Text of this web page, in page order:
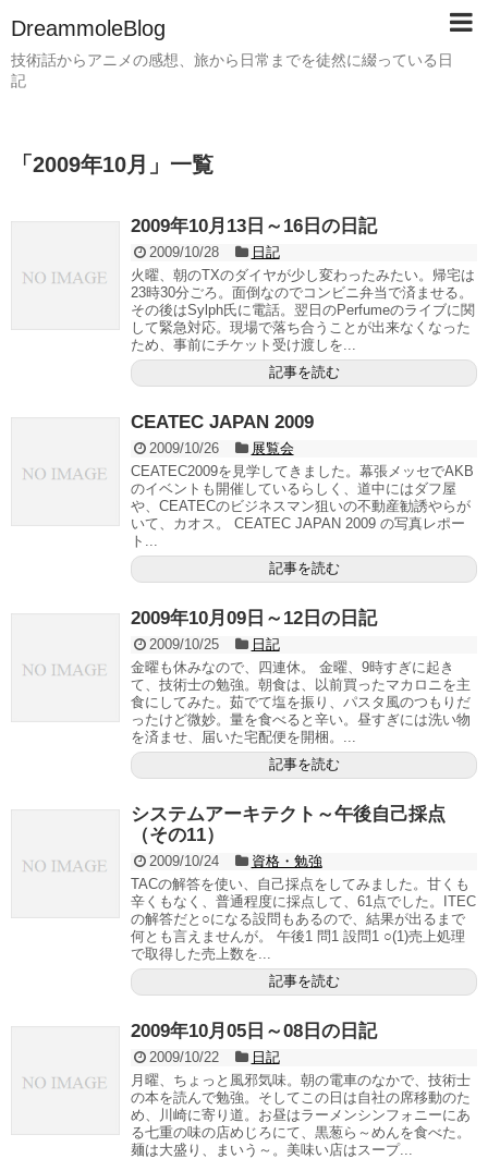
DreammoleBlog
技術話からアニメの感想、旅から日常までを徒然に綴っている日
記
「 2009年10月 」 一覧
2009年10月13日～16日の日記
2009/10/28
日記
火曜、朝のTXのダイヤが少し変わったみたい。帰宅は
23時30分ごろ。面倒なのでコンビニ弁当で済ませる。
その後はSylph氏に電話。翌日のPerfumeのライブに関
して緊急対応。現場で落ち合うことが出来なくなった
ため、事前にチケット受け渡しを...
記事を読む
CEATEC JAPAN 2009
2009/10/26
展覧会
CEATEC2009を見学してきました。幕張メッセでAKB
のイベントも開催しているらしく、道中にはダフ屋
や、CEATECのビジネスマン狙いの不動産勧誘やらが
いて、カオス。 CEATEC JAPAN 2009 の写真レポー
ト...
記事を読む
2009年10月09日～12日の日記
2009/10/25
日記
金曜も休みなので、四連休。 金曜、9時すぎに起き
て、技術士の勉強。朝食は、以前買ったマカロニを主
食にしてみた。茹でて塩を振り、パスタ風のつもりだ
ったけど微妙。量を食べると辛い。昼すぎには洗い物
を済ませ、届いた宅配便を開梱。...
記事を読む
システムアーキテクト～午後自己採点
（その11）
2009/10/24
資格・勉強
TACの解答を使い、自己採点をしてみました。甘くも
辛くもなく、普通程度に採点して、61点でした。ITEC
の解答だと○になる設問もあるので、結果が出るまで
何とも言えませんが。 午後1 問1 設問1 ○(1)売上処理
で取得した売上数を...
記事を読む
2009年10月05日～08日の日記
2009/10/22
日記
月曜、ちょっと風邪気味。朝の電車のなかで、技術士
の本を読んで勉強。そしてこの日は自社の席移動のた
め、川崎に寄り道。お昼はラーメンシンフォニーにあ
る七重の味の店めじろにて、黒葱ら～めんを食べた。
麺は大盛り、まいう～。美味い店はスープ...